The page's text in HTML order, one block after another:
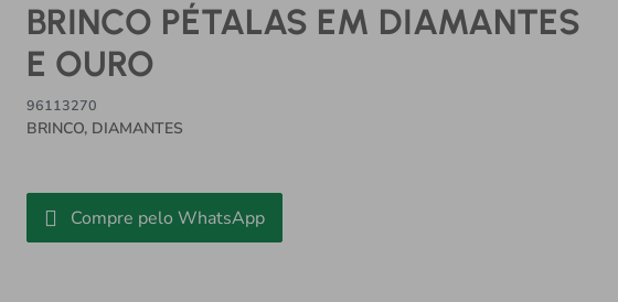
BRINCO PÉTALAS EM DIAMANTES
E OURO
96113270
BRINCO, DIAMANTES
Compre pelo WhatsApp